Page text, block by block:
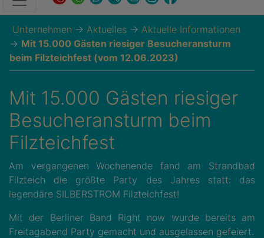
Unternehmen → Aktuelles → Aktuelle Informationen
→ Mit 15.000 Gästen riesiger Besucheransturm
beim Filzteichfest (vom 12.06.2023)
Mit 15.000 Gästen riesiger
Besucheransturm beim
Filzteichfest
Am vergangenen Wochenende fand am Strandbad
Filzteich die größte Party des Jahres statt: das
legendäre SILBERSTROM Filzteichfest!
Mit der Berliner Band Right now wurde bereits am
Freitagabend Party gemacht und ausgelassen gefeiert.